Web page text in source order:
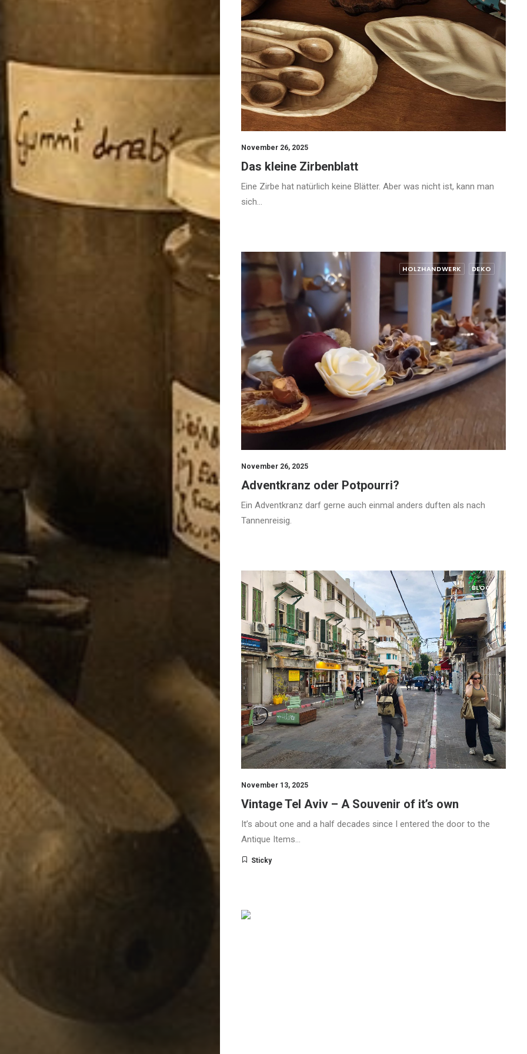
November 26, 2025
Das kleine Zirbenblatt
Eine Zirbe hat natürlich keine Blätter. Aber was nicht ist, kann man
sich…
HOLZHANDWERK DEKO
November 26, 2025
Adventkranz oder Potpourri?
Ein Adventkranz darf gerne auch einmal anders duften als nach
Tannenreisig.
BLOG
November 13, 2025
Vintage Tel Aviv – A Souvenir of it’s own
It’s about one and a half decades since I entered the door to the
Antique Items…
Sticky